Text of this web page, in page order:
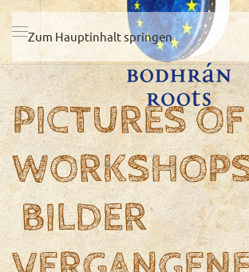
Zum Hauptinhalt springen
PICTURES
BILDER